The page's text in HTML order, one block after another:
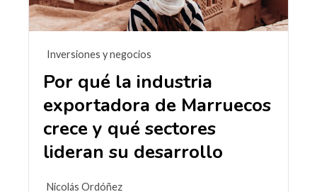
Inversiones y negocios
Por qué la industria
exportadora de Marruecos
crece y qué sectores
lideran su desarrollo
Nicolás Ordóñez